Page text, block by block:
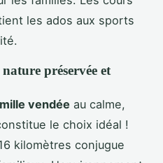
les ados aux sports
préservée et
vendée au calme,
le choix idéal !
kilomètres conjugue